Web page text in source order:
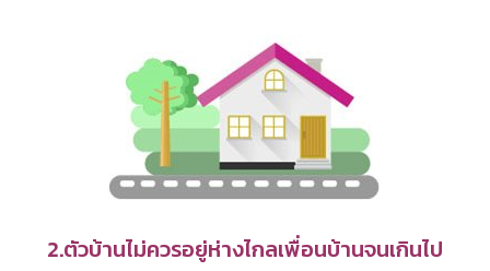
2.ตัวบ้านไม่ควรอยู่ห่างไกลเพื่อนบ้านจนเกินไป